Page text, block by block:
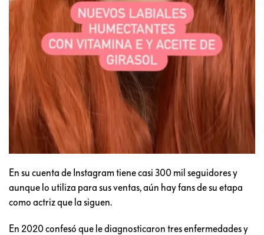
En su cuenta de Instagram tiene casi 300 mil seguidores y
aunque lo utiliza para sus ventas, aún hay fans de su etapa
como actriz que la siguen.
En 2020 confesó que le diagnosticaron tres enfermedades y